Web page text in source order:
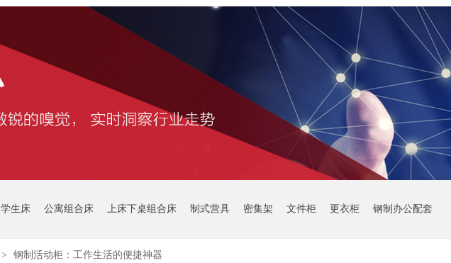
学生床 公寓组合床 上床下桌组合床 制式营具 密集架 文件柜 更衣柜 钢制办公配套
> 钢制活动柜：工作生活的便捷神器